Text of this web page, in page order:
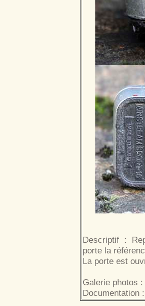
Descriptif :
porte la
La porte est
Galerie photos :
Documentation :